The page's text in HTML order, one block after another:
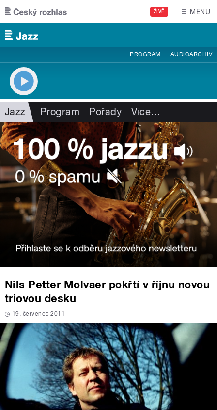
Přejít k hlavnímu obsahu
ŽIVĚ MENU
PROGRAM AUDIOARCHIV
Jazz Program Pořady Více…
Nils Petter Molvaer pokřtí v říjnu novou
triovou desku
19. červenec 2011